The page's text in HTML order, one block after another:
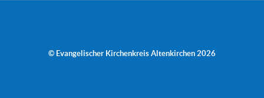
© Evangelischer Kirchenkreis Altenkirchen 2026